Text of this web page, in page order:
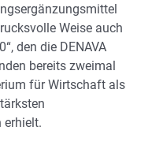
Weise auch
den die DENAVA
bereits zweimal
für Wirtschaft als
erhielt.